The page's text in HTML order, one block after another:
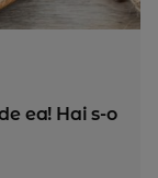
ea! Hai s-o